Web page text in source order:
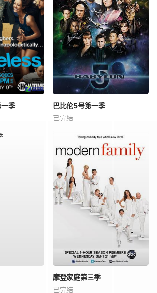
季
巴比伦5号第一季
已完结
摩登家庭第三季
已完结